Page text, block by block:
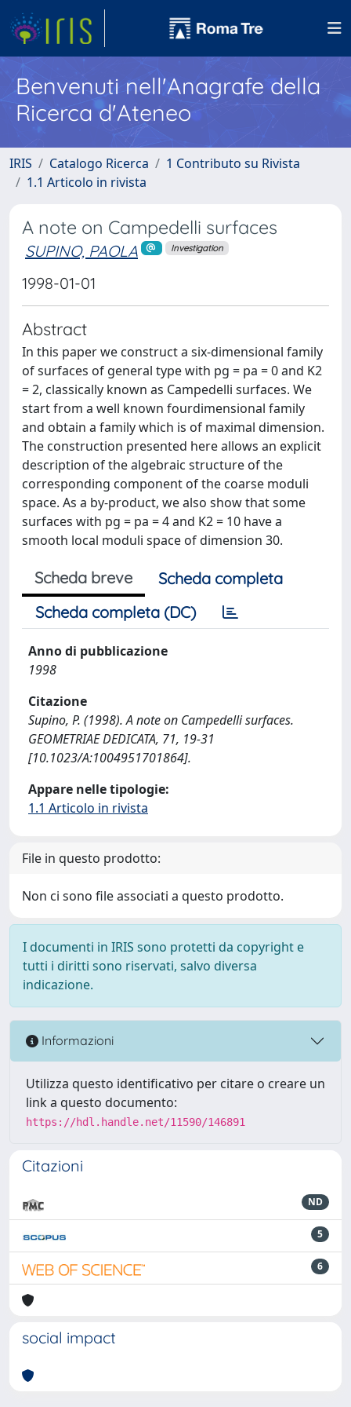
Benvenuti nell'Anagrafe della
Ricerca d'Ateneo
IRIS Catalogo Ricerca
1 Contributo su Rivista
1.1 Articolo in rivista
A note on Campedelli surfaces
SUPINO, PAOLA Investigation
1998-01-01
Abstract
In this paper we construct a six-dimensional family
of surfaces of general type with pg = pa = 0 and K2
= 2, classically known as Campedelli surfaces. We
start from a well known fourdimensional family
and obtain a family which is of maximal dimension.
The construction presented here allows an explicit
description of the algebraic structure of the
corresponding component of the coarse moduli
space. As a by-product, we also show that some
surfaces with pg = pa = 4 and K2 = 10 have a
smooth local moduli space of dimension 30.
Scheda breve
Scheda completa
Scheda completa (DC)
Anno di pubblicazione
1998
Citazione
Supino, P. (1998). A note on Campedelli surfaces.
GEOMETRIAE DEDICATA, 71, 19-31
[10.1023/A:1004951701864].
Appare nelle tipologie:
1.1 Articolo in rivista
File in questo prodotto:
Non ci sono file associati a questo prodotto.
I documenti in IRIS sono protetti da copyright e
tutti i diritti sono riservati, salvo diversa
indicazione.
Informazioni
Utilizza questo identificativo per citare o creare un
link a questo documento:
https://hdl.handle.net/11590/146891
Citazioni
ND
5
6
social impact